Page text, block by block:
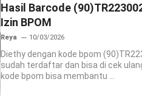
Hasil Barcode
Izin BPOM
Reya 10/03/2026
Diethy dengan kode bpom
sudah terdaftar dan bisa di cek
kode bpom bisa membantu ...